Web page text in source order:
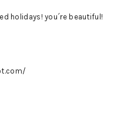
holidays! you´re beautiful!